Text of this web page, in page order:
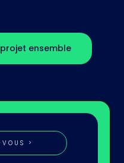
ensemble
>